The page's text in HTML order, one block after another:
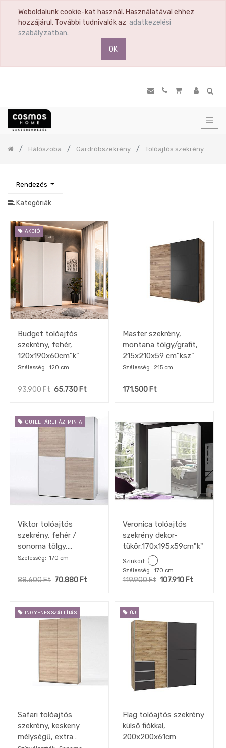
Weboldalunk cookie-kat használ. Használatával ehhez
hozzájárul. További tudnivalók az adatkezelési
szabályzatban.
OK
Hálószoba Gardróbszekrény Tolóajtós szekrény
Rendezés
Kategóriák
TERMÉK
KATEGÓRIA
termék
Komód
Vitrin
Hálószoba
Ágyak
Gardróbszekrény
szekrény
Nyílóajtós
szekrény
Tervezhető
szekrény
Éjjeliszekrény
Matrac
Ágyrács
Gyerekágy,
Heverő
Étkező
Előszoba
gépek
készletről
Tapéta,
Lakástextil
Szőnyeg
Lámpa
faliképek
AKCIÓ
Budget tolóajtós
szekrény, fehér,
120x190x60cm"k"
Szélesség 120 cm
93.900Ft 65.730 Ft
Master szekrény,
montana tölgy/grafit,
215x210x59 cm"ksz"
Szélesség 215 cm
171.500Ft
OUTLET ÁRUHÁZI MINTA
Viktor tolóajtós
szekrény, fehér /
sonoma tölgy,
170x195x59cm"k"
Szélesség 170 cm
88.600Ft 70.880 Ft
Veronica tolóajtós
szekrény dekor-
tükör,170x195x59cm"k"
Színkód
Szélesség
170 cm
119.900Ft 107.910Ft
INGYENES SZÁLLÍTÁS
Safari tolóajtós
szekrény, keskeny
mélységű, extra
ÚJ
Flag tolóajtós szekrény
külső fiókkal,
200x200x61cm